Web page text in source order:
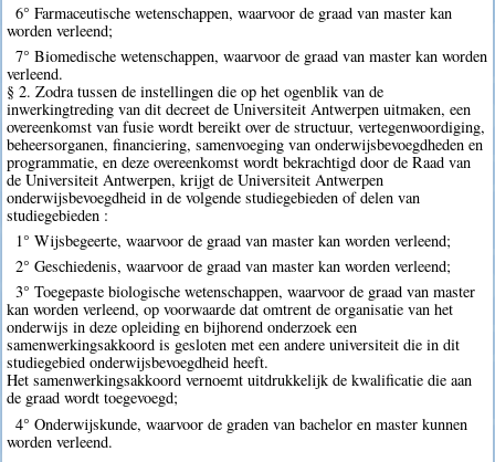
6° Farmaceutische wetenschappen, waarvoor de graad van master kan
worden verleend;
7° Biomedische wetenschappen, waarvoor de graad van master kan worden
verleend.
§ 2. Zodra tussen de instellingen die op het ogenblik van de
inwerkingtreding van dit decreet de Universiteit Antwerpen uitmaken, een
overeenkomst van fusie wordt bereikt over de structuur, vertegenwoordiging,
beheersorganen, financiering, samenvoeging van onderwijsbevoegdheden en
programmatie, en deze overeenkomst wordt bekrachtigd door de Raad van
de Universiteit Antwerpen, krijgt de Universiteit Antwerpen
onderwijsbevoegdheid in de volgende studiegebieden of delen van
studiegebieden :
1° Wijsbegeerte, waarvoor de graad van master kan worden verleend;
2° Geschiedenis, waarvoor de graad van master kan worden verleend;
3° Toegepaste biologische wetenschappen, waarvoor de graad van master
kan worden verleend, op voorwaarde dat omtrent de organisatie van het
onderwijs in deze opleiding en bijhorend onderzoek een
samenwerkingsakkoord is gesloten met een andere universiteit die in dit
studiegebied onderwijsbevoegdheid heeft.
Het samenwerkingsakkoord vernoemt uitdrukkelijk de kwalificatie die aan
de graad wordt toegevoegd;
4° Onderwijskunde, waarvoor de graden van bachelor en master kunnen
worden verleend.